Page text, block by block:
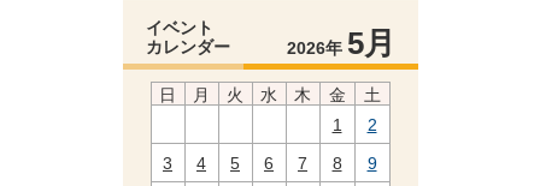
イベント
カレンダー
2026年 5月
日 月 火 水 木 金
土
1
2
3
4 5 6 7 8
9